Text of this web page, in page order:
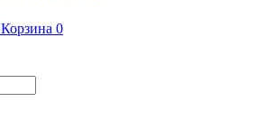
Корзина 0